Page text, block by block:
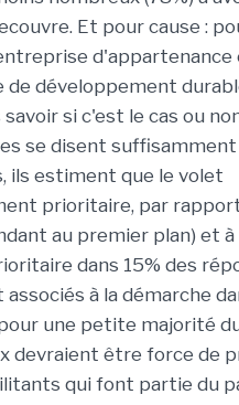
Et pour cause :
d'appartenance
de développement
si c'est le cas ou
se disent
ils estiment que le volet
prioritaire, par
au premier plan) et à
dans 15% des
à la démarche
une petite majorité
devraient être force de
qui font partie du